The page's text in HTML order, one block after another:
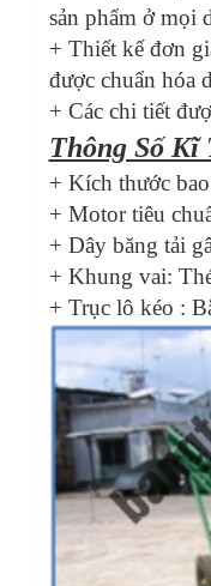
sản phẩm ở mọi
+ Thiết kế đơn
được chuẩn hóa
+ Các chi tiết
Thông Số Kĩ
+ Kích thước
+ Motor tiêu
+ Dây băng tải
+ Khung vai:
+ Trục lô kéo :